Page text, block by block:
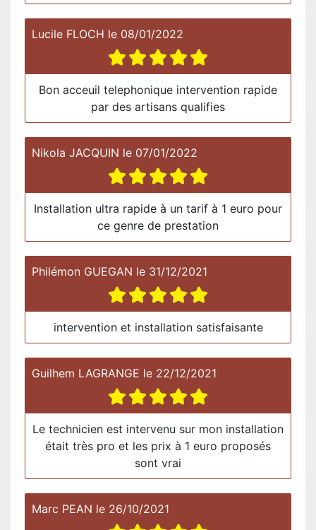
Lucile FLOCH le 08/01/2022
Bon acceuil telephonique intervention rapide
par des artisans qualifies
Nikola JACQUIN le 07/01/2022
Installation ultra rapide à un tarif à 1 euro pour
ce genre de prestation
Philémon GUEGAN le 31/12/2021
intervention et installation satisfaisante
Guilhem LAGRANGE le 22/12/2021
Le technicien est intervenu sur mon installation
était très pro et les prix à 1 euro proposés
sont vrai
Marc PEAN le 26/10/2021